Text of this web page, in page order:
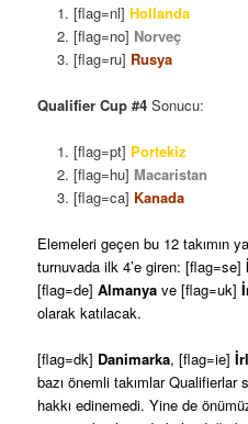
[flag=nl] Hollanda
[flag=no] Norveç
[flag=ru] Rusya
Qualifier Cup #4 Sonucu:
[flag=pt] Portekiz
[flag=hu] Macaristan
[flag=ca] Kanada
Elemeleri geçen bu 12 takımın
turnuvada ilk 4’e giren: [flag=se]
[flag=de]Almanya ve [flag=uk]
olarak katılacak.
[flag=dk] Danimarka, [flag=ie]
bazı önemli takımlar Qualifierlar
hakkı edinemedi. Yine de